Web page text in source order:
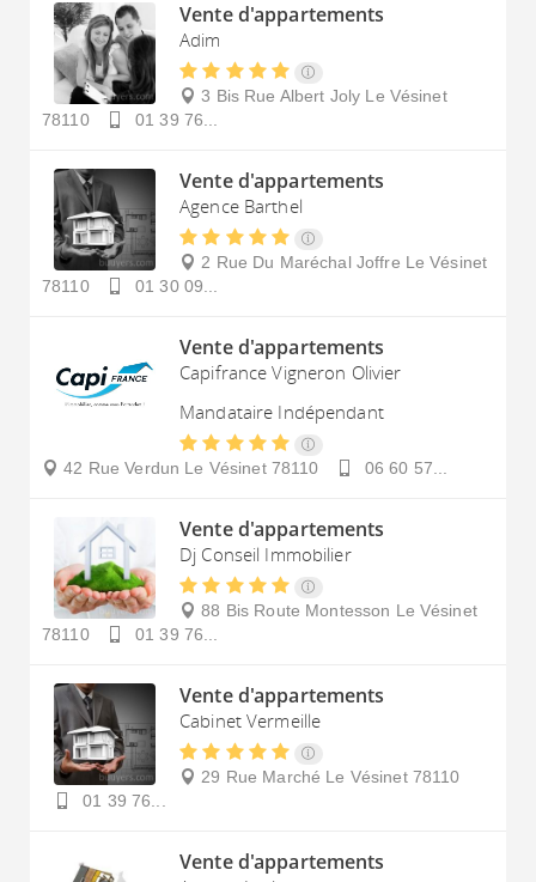
Vente d'appartements
Adim
3 Bis Rue Albert Joly Le Vésinet
78110
01 39 76...
Vente d'appartements
Agence Barthel
2 Rue Du Maréchal Joffre Le Vésinet
78110
01 30 09...
Vente d'appartements
Capifrance Vigneron Olivier
Mandataire Indépendant
42 Rue Verdun Le Vésinet 78110 06 60 57...
Vente d'appartements
Dj Conseil Immobilier
88 Bis Route Montesson Le Vésinet
78110
01 39 76...
Vente d'appartements
Cabinet Vermeille
29 Rue Marché Le Vésinet 78110
01 39 76...
Vente d'appartements